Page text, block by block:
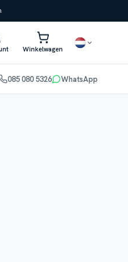
Winkelwagen
085 080 5326 WhatsApp